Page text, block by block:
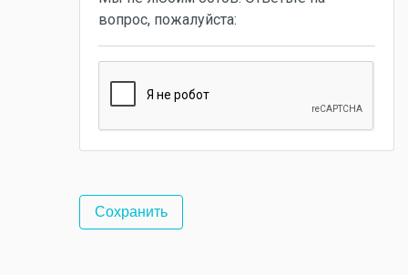
вопрос, пожалуйста: